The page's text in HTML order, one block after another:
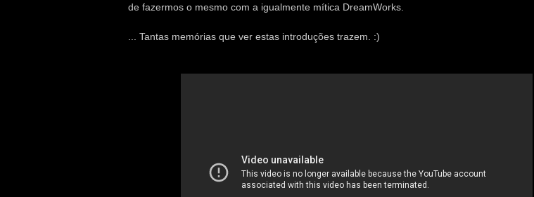
de fazermos o mesmo com a igualmente mítica DreamWorks.
... Tantas memórias que ver estas introduções trazem. :)